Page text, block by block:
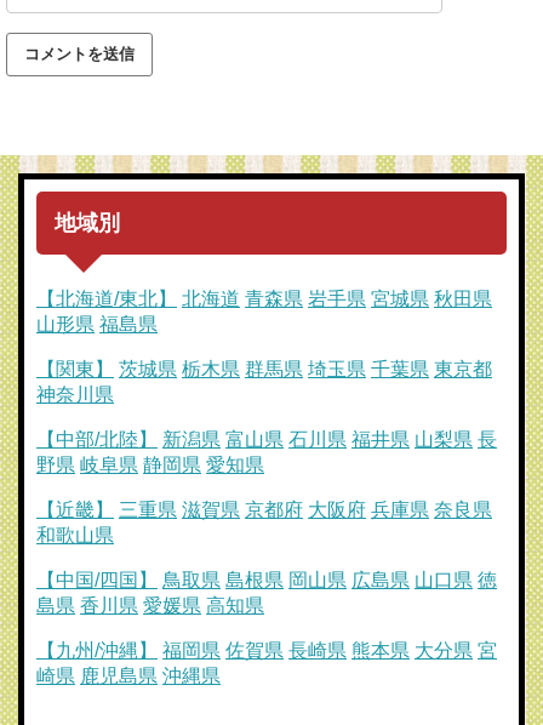
地域別
【北海道/東北】 北海道 青森県 岩手県 宮城県 秋田県
山形県 福島県
【関東】 茨城県 栃木県 群馬県 埼玉県 千葉県 東京都
神奈川県
【中部/北陸】 新潟県 富山県 石川県 福井県 山梨県 長
野県 岐阜県 静岡県 愛知県
【近畿】 三重県 滋賀県 京都府 大阪府 兵庫県 奈良県
和歌山県
【中国/四国】 鳥取県 島根県 岡山県 広島県 山口県 徳
島県 香川県 愛媛県 高知県
【九州/沖縄】 福岡県 佐賀県 長崎県 熊本県 大分県 宮
崎県 鹿児島県 沖縄県